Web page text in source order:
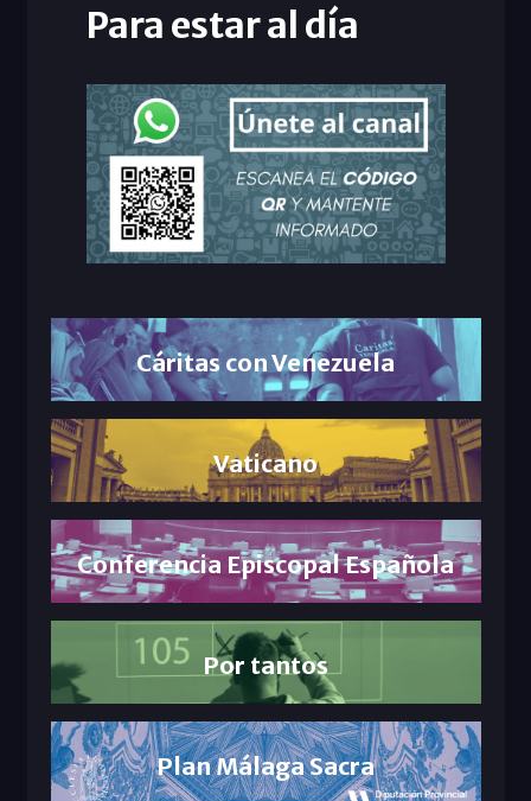
Para estar al día
Cáritas con Venezuela
Vaticano
Conferencia Episcopal Española
Por tantos
Plan Málaga Sacra